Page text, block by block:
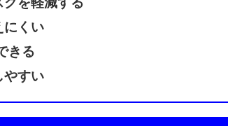
にくい
きる
やすい